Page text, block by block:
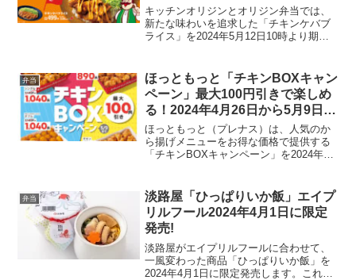
定発売
キッチンオリジンとオリジン弁当では、
新たな味わいを追求した「チキンケバブ
ライス」を2024年5月12日10時より期間
ーは、日本の食文化との融合を試み、弁
当メニューとして...
弁当
ほっともっと「チキンBOXキャン
ペーン」最大100円引きで楽しめ
る！2024年4月26日から5月9日ま
で
ほっともっと（プレナス）は、人気のか
ら揚げメニューをお得な価格で提供する
「チキンBOXキャンペーン」を2024年4
チキンバラエティパックを最大100円引き
で楽しむこ...
弁当
淡路屋「ひっぱりいか飯」エイプ
リルフール2024年4月1日に限定
発売!
淡路屋がエイプリルフールに合わせて、
一風変わった商品「ひっぱりいか飯」を
2024年4月1日に限定発売します。これ